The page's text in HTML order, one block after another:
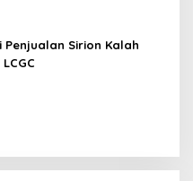
Penjualan Sirion Kalah